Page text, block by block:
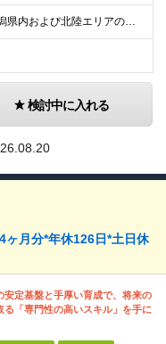
◎全国転勤なし！新潟県内および北陸エリアのみ 以下の支店および 新潟県内エリアの施工現場での勤務がメインとなります。 ◆本社：新潟県新潟市東区竹尾卸新町752番地10 ◆上越支店：新潟県上越市新光
検討中に入れる
ヶ月分*年休126日*土日休
安定基盤と手厚い育成で、将来の
る「専門性の高いスキル」を手に